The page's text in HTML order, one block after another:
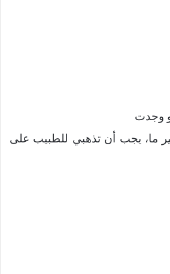
وجدت
ما، يجب أن تذهبي للطبيب على